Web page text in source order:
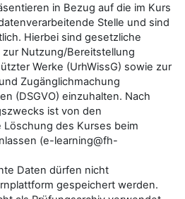
in Bezug auf die im Kurs
Stelle und sind
Hierbei sind gesetzliche
Nutzung/Bereitstellung
Werke (UrhWissG) sowie zur
Zugänglichmachung
(DSGVO) einzuhalten. Nach
ist von den
des Kurses beim
(e-learning@fh-
Daten dürfen nicht
gespeichert werden.